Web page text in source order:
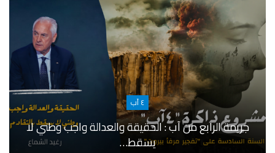
٤ آب
جريمة الرابع من آب : الحقيقة والعدالة واجب وطني لا
يسقط…